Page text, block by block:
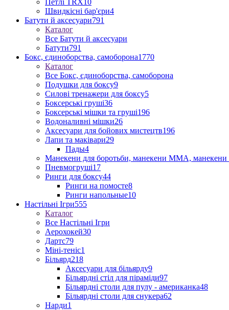
Петлі TRX10
Швидкісні бар'єри4
Батути й аксесуари791
Каталог
Все Батути й аксесуари
Батути791
Бокс, єдиноборства, самоборона1770
Каталог
Все Бокс, єдиноборства, самоборона
Подушки для боксу9
Силові тренажери для боксу5
Боксерські груші36
Боксерські мішки та груші196
Водоналивні мішки26
Аксесуари для бойових мистецтв196
Лапи та маківари29
Пады4
Манекени для боротьби, манекени ММА, манекени
Пневмогруші17
Ринги для боксу44
Ринги на помосте8
Ринги напольные10
Настільні Ігри555
Каталог
Все Настільні Ігри
Аерохокей30
Дартс79
Міні-теніс1
Більярд218
Аксесуари для більярду9
Більярдні стіл для піраміди97
Більярдні столи для пулу - американка48
Більярдні столи для снукера62
Нарди1